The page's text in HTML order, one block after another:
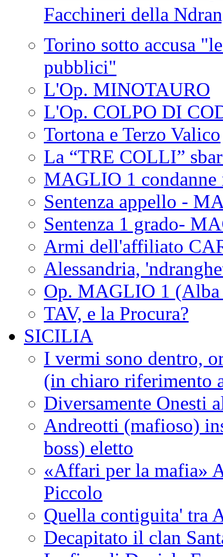
Facchineri della
Torino sotto accusa
pubblici"
L'Op. MINOTAURO
L'Op. COLPO DI
Tortona e Terzo Valico
La “TRE COLLI”
MAGLIO 1 condanne
Sentenza appello -
Sentenza 1 grado-
Armi dell'affiliato
Alessandria,
Op. MAGLIO 1 (Alba
TAV, e la Procura?
SICILIA
I vermi sono dentro,
(in chiaro riferimento
Diversamente Onesti
Andreotti (mafioso)
boss) eletto
«Affari per la mafia»
Piccolo
Quella contiguita' tra
Decapitato il clan